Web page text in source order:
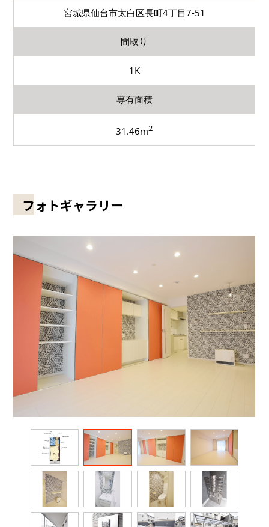
宮城県仙台市太白区長町4丁目7-51
間取り
1K
専有面積
31.46m2
フォトギャラリー